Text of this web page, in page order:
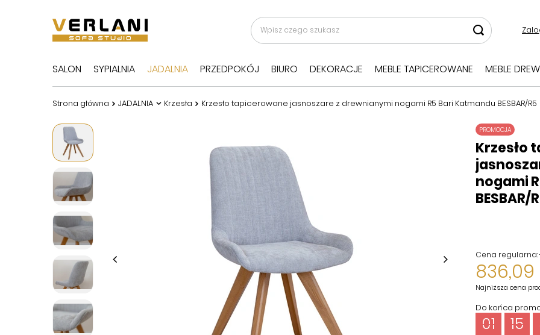
SALON SYPIALNIA JADALNIA PRZEDPOKÓJ BIURO DEKORACJE MEBLE TAPICEROWANE MEBLE
Strona główna JADALNIA Krzesła Krzesło tapicerowane jasnoszare z drewnianymi nogami R5 Bari Katmandu BESBAR/R5
PROMOCJA
Krzesło
nogami
BESBAR/
Cena regularna:
836,09
Najniższa cena
Do końca
01 15